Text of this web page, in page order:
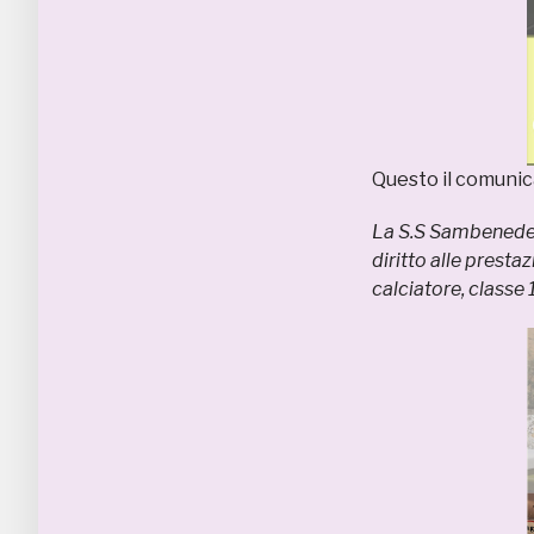
Questo il
La S.S
diritto alle
calciatore, classe